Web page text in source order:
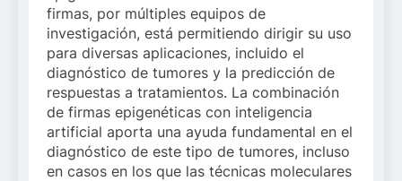
firmas, por múltiples equipos de
investigación, está permitiendo dirigir su uso
para diversas aplicaciones, incluido el
diagnóstico de tumores y la predicción de
respuestas a tratamientos. La combinación
de firmas epigenéticas con inteligencia
artificial aporta una ayuda fundamental en el
diagnóstico de este tipo de tumores, incluso
en casos en los que las técnicas moleculares